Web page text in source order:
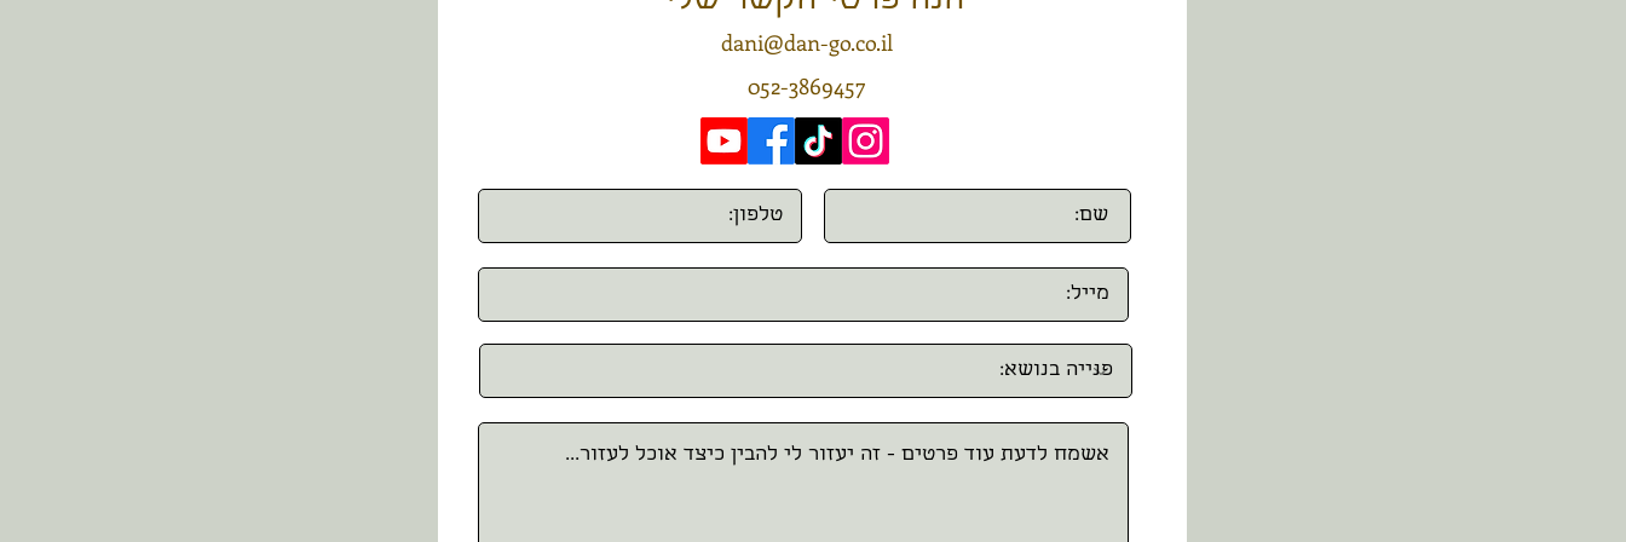
dani@dan-go.co.il
052-3869457